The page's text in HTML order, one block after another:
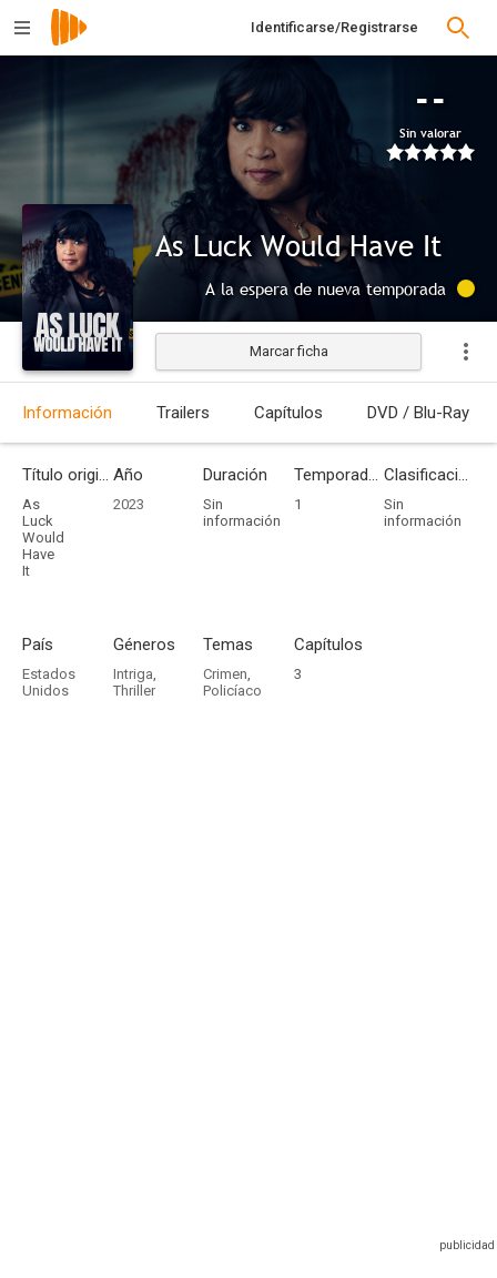
Identificarse/Registrarse
--
Sin valorar
As Luck Would Have It
A la espera de nueva temporada
Marcar ficha
Información Trailers Capítulos DVD / Blu-Ray
Título original
As
Luck
Would
Have
It
Año
2023
Duración
Sin
información
Temporadas
1
Clasificación por edades
Sin
información
País
Estados
Unidos
Géneros
Intriga,
Thriller
Temas
Crimen,
Policíaco
Capítulos
3